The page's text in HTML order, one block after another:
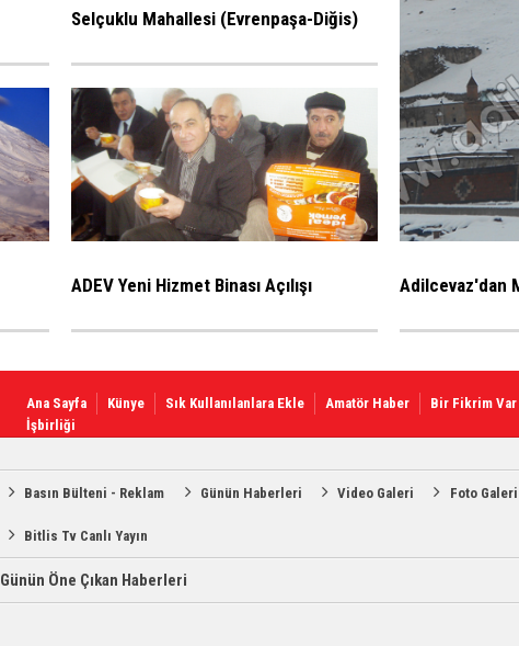
Adilcevaz'dan
Selçuklu Mahallesi (Evrenpaşa-Diğis)
ADEV Yeni Hizmet Binası Açılışı
Ana Sayfa Künye Sık Kullanılanlara Ekle Amatör Haber Bir Fikrim Var
İşbirliği
Basın Bülteni - Reklam Günün Haberleri Video Galeri Foto Galeri
Bitlis Tv Canlı Yayın
Günün Öne Çıkan Haberleri